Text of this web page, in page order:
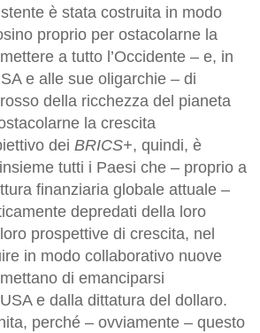
è stata costruita in modo
proprio per ostacolarne la
a tutto l’Occidente – e, in
e alle sue oligarchie – di
della ricchezza del pianeta
la crescita
dei BRICS+, quindi, è
tutti i Paesi che – proprio a
finanziaria globale attuale –
depredati della loro
prospettive di crescita, nel
in modo collaborativo nuove
di emanciparsi
e dalla dittatura del dollaro.
perché – ovviamente – questo